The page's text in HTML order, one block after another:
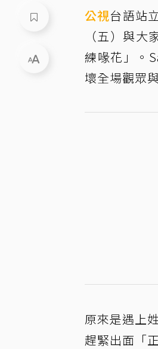
公視台語站
（五）與
練喙花」。
壞全場觀眾
原來是遇上
趕緊出面「